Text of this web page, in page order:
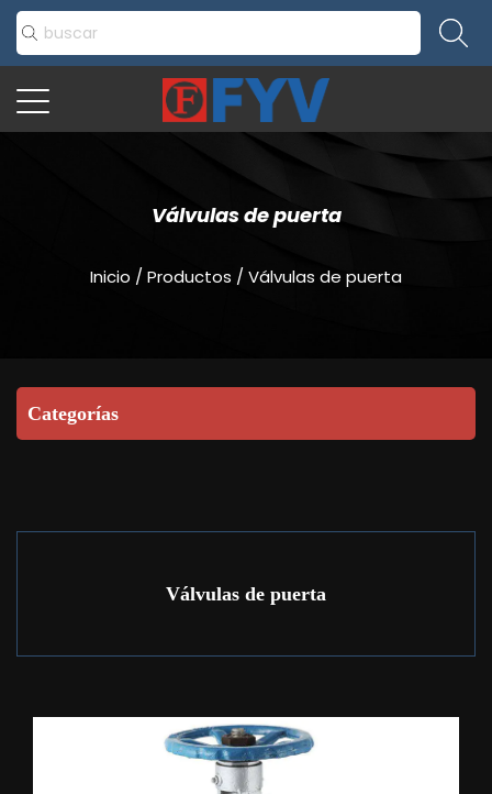
Válvulas de puerta
Inicio / Productos / Válvulas de puerta
Categorías
Válvulas de puerta